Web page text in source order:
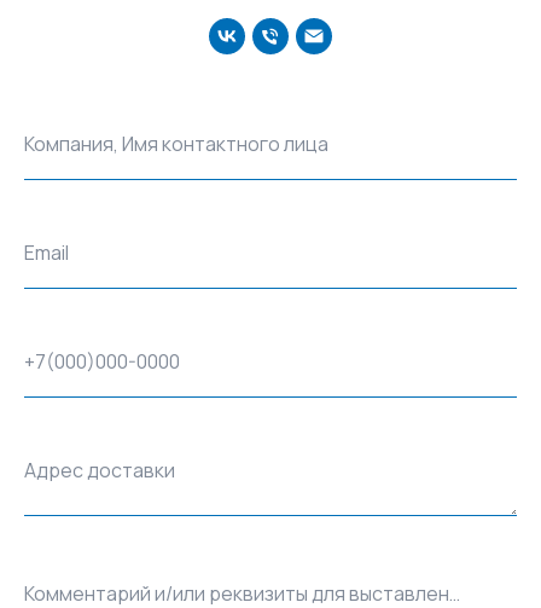
Компания, Имя контактного лица
Email
+7(000)000-0000
Адрес доставки
Комментарий и/или реквизиты для выставления счёта